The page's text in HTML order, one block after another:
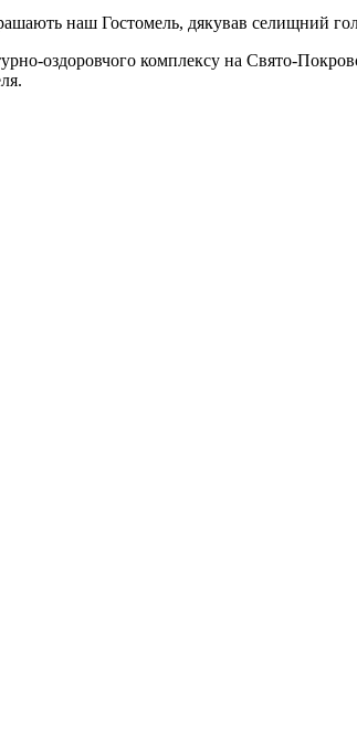
наш Гостомель, дякував селищний
оздоровчого комплексу на Свято-